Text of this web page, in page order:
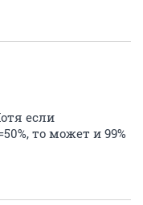
если
то может и 99%